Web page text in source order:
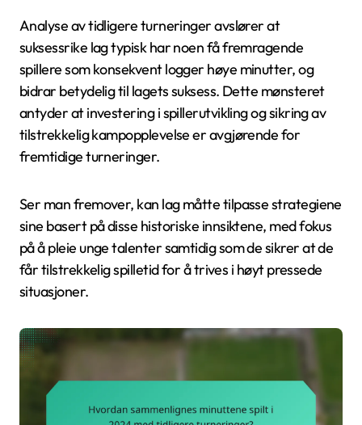
Analyse av tidligere turneringer avslører at
suksessrike lag typisk har noen få fremragende
spillere som konsekvent logger høye minutter, og
bidrar betydelig til lagets suksess. Dette mønsteret
antyder at investering i spillerutvikling og sikring av
tilstrekkelig kampopplevelse er avgjørende for
fremtidige turneringer.
Ser man fremover, kan lag måtte tilpasse strategiene
sine basert på disse historiske innsiktene, med fokus
på å pleie unge talenter samtidig som de sikrer at de
får tilstrekkelig spilletid for å trives i høyt pressede
situasjoner.